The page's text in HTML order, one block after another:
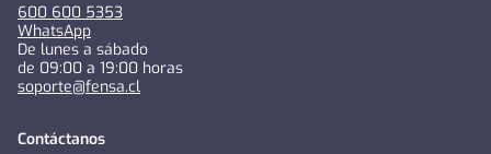
600 600 5353
WhatsApp
De lunes a sábado
de 09:00 a 19:00 horas
soporte@fensa.cl
Contáctanos